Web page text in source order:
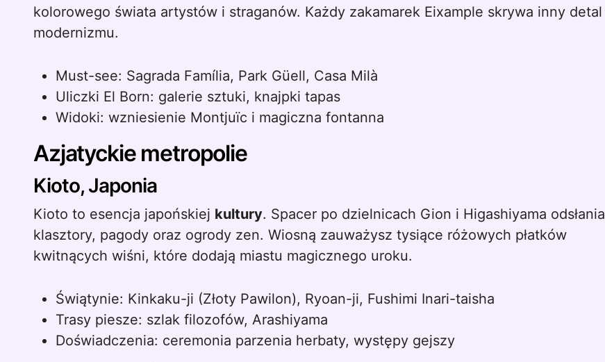
kolorowego świata artystów i straganów. Każdy zakamarek Eixample skrywa inny detal
modernizmu.
Must-see: Sagrada Família, Park Güell, Casa Milà
Uliczki El Born: galerie sztuki, knajpki tapas
Widoki: wzniesienie Montjuïc i magiczna fontanna
Azjatyckie metropolie
Kioto, Japonia
Kioto to esencja japońskiej kultury. Spacer po dzielnicach Gion i Higashiyama odsłania
klasztory, pagody oraz ogrody zen. Wiosną zauważysz tysiące różowych płatków
kwitnących wiśni, które dodają miastu magicznego uroku.
Świątynie: Kinkaku-ji (Złoty Pawilon), Ryoan-ji, Fushimi Inari-taisha
Trasy piesze: szlak filozofów, Arashiyama
Doświadczenia: ceremonia parzenia herbaty, występy gejszy